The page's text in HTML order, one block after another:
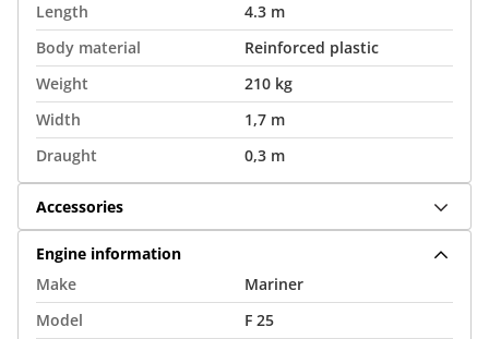
Length
4.3 m
Body material
Reinforced plastic
Weight
210 kg
Width
1,7 m
Draught
0,3 m
Accessories
Engine information
Make
Mariner
Model
F 25